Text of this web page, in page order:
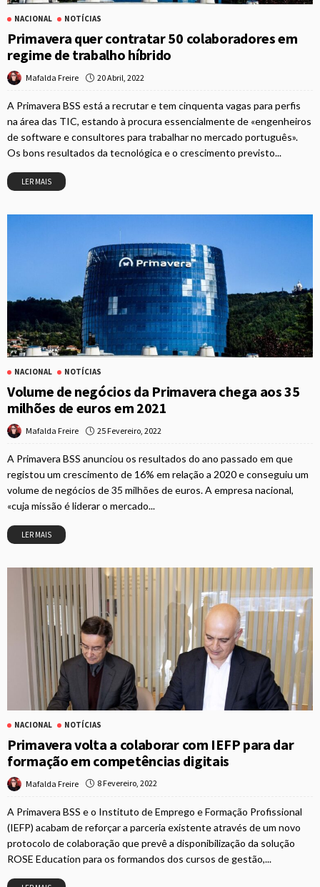
NACIONAL NOTÍCIAS
Primavera quer contratar 50 colaboradores em
regime de trabalho híbrido
Mafalda Freire 20 Abril, 2022
A Primavera BSS está a recrutar e tem cinquenta vagas para perfis
na área das TIC, estando à procura essencialmente de «engenheiros
de software e consultores para trabalhar no mercado português».
Os bons resultados da tecnológica e o crescimento previsto...
LER MAIS
NACIONAL NOTÍCIAS
Volume de negócios da Primavera chega aos 35
milhões de euros em 2021
Mafalda Freire 25 Fevereiro, 2022
A Primavera BSS anunciou os resultados do ano passado em que
registou um crescimento de 16% em relação a 2020 e conseguiu um
volume de negócios de 35 milhões de euros. A empresa nacional,
«cuja missão é liderar o mercado...
LER MAIS
NACIONAL NOTÍCIAS
Primavera volta a colaborar com IEFP para dar
formação em competências digitais
Mafalda Freire 8 Fevereiro, 2022
A Primavera BSS e o Instituto de Emprego e Formação Profissional
(IEFP) acabam de reforçar a parceria existente através de um novo
protocolo de colaboração que prevê a disponibilização da solução
ROSE Education para os formandos dos cursos de gestão,...